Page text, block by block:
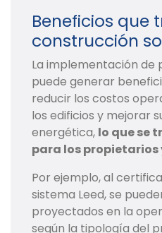
Beneficios que
construcción
La implementación de
puede generar
reducir los costos
los edificios y mejorar
energética, lo que se
para los propietarios
Por ejemplo, al
sistema Leed, se
proyectados en la
según la tipología del